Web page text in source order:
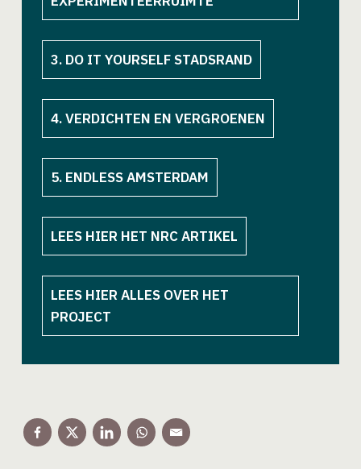
3. DO IT YOURSELF STADSRAND
4. VERDICHTEN EN VERGROENEN
5. ENDLESS AMSTERDAM
LEES HIER HET NRC ARTIKEL
LEES HIER ALLES OVER HET
PROJECT